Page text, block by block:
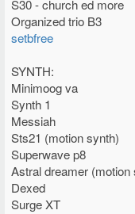
S30 - church ed more
Organized trio B3
setbfree
SYNTH:
Minimoog va
Synth 1
Messiah
Sts21 (motion synth)
Superwave p8
Astral dreamer (motion
Dexed
Surge XT